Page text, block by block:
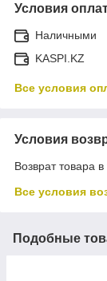
Условия
Наличными
KASPI.KZ
Все условия
Условия
Возврат товара
Все условия
Подобные